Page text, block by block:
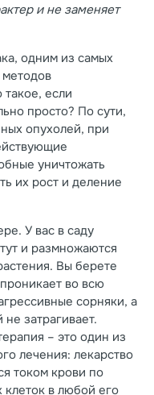
и не заменяет
одним из самых
такое, если
просто? По сути,
опухолей, при
уничтожать
их рост и деление
У вас в саду
и размножаются
Вы берете
во всю
сорняки, а
затрагивает.
– это один из
лечения: лекарство
током крови по
клеток в любой его